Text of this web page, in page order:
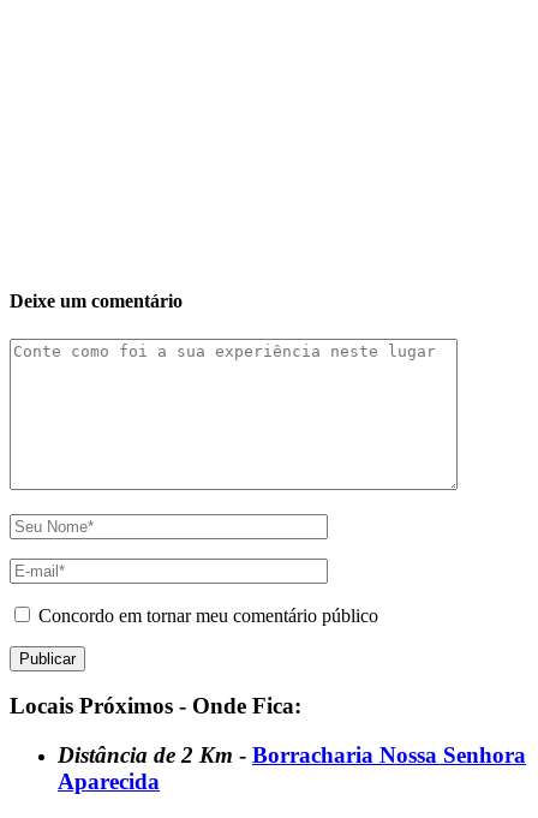
Deixe um comentário
Concordo em tornar meu comentário público
Locais Próximos - Onde Fica:
Distância de 2 Km - Borracharia Nossa Senhora
Aparecida